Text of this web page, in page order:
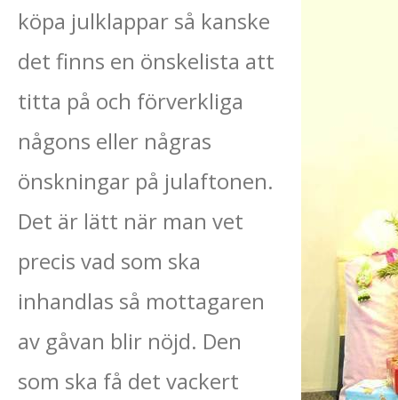
köpa julklappar så kanske
det finns en önskelista att
titta på och förverkliga
någons eller någras
önskningar på julaftonen.
Det är lätt när man vet
precis vad som ska
inhandlas så mottagaren
av gåvan blir nöjd. Den
som ska få det vackert